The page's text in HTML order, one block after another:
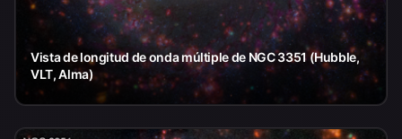
Vista de longitud de onda múltiple de NGC 3351 (Hubble,
VLT, Alma)